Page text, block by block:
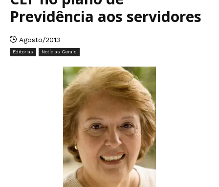
Previdência aos servidores
Agosto/2013
Editorias Notícias Gerais